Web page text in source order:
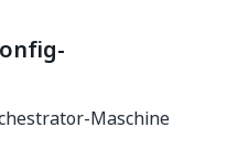
Maschine